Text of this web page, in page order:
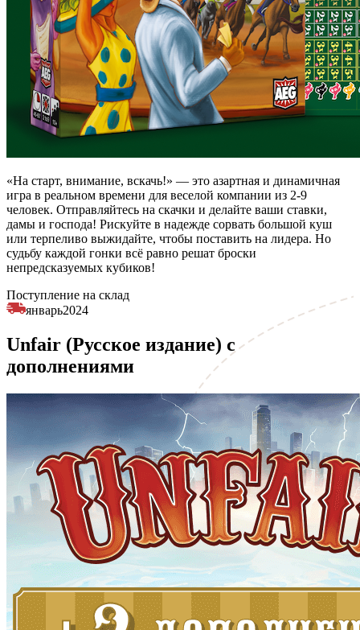
«На старт, внимание, вскачь!» — это азартная и динамичная
игра в реальном времени для веселой компании из 2-9
человек. Отправляйтесь на скачки и делайте ваши ставки,
дамы и господа! Рискуйте в надежде сорвать большой куш
или терпеливо выжидайте, чтобы поставить на лидера. Но
судьбу каждой гонки всё равно решат броски
непредсказуемых кубиков!
Поступление на склад
январь2024
Unfair (Русское издание) с
дополнениями